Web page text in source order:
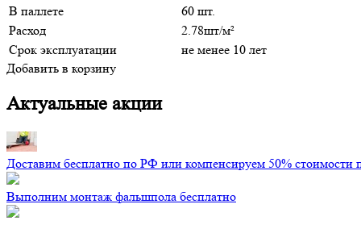
В паллете
60 шт.
Расход
2.78шт/м²
Срок эксплуатации
не менее 10 лет
Добавить в корзину
Актуальные акции
Доставим бесплатно по РФ или компенсируем 50% стоимости
Выполним монтаж фальшпола бесплатно